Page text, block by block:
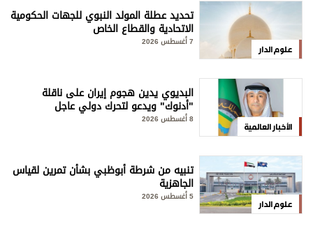
علوم الدار
تحديد عطلة المولد النبوي للجهات الحكومية
الاتحادية والقطاع الخاص
الأخبار العالمية
البديوي يدين هجوم إيران على ناقلة
"أدنوك" ويدعو لتحرك دولي عاجل
8 أغسطس 2026
علوم الدار
تنبيه من شرطة أبوظبي بشأن تمرين لقياس
الجاهزية
5 أغسطس 2026